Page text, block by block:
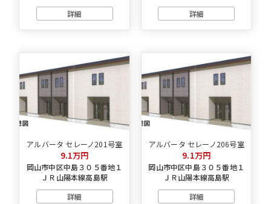
詳細
詳細
アルバータ セレーノ201号室
9.1万円
岡山市中区中島３０５番地１
ＪＲ山陽本線高島駅
詳細
アルバータ セレーノ206号室
9.1万円
岡山市中区中島３０５番地１
ＪＲ山陽本線高島駅
詳細